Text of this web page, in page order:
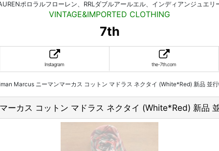
ポロラルフローレン、RRLダブルアールエル、インディアンジュエ
VINTAGE&IMPORTED CLOTHING
7th
Instagram the-7th.com
Marcus ニーマンマーカス コットン マドラス ネクタイ (White*Red) 新品 並
ーカス コットン マドラス ネクタイ (White*Red) 新品